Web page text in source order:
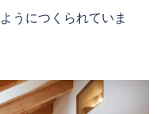
うにつくられていま